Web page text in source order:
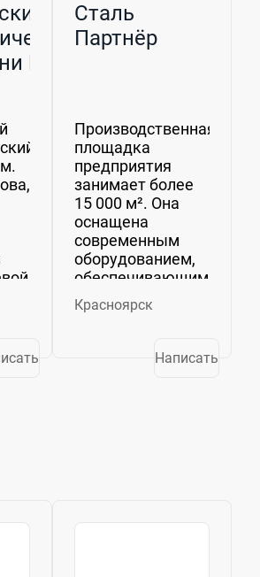
Б.И.
Сталь
Партнёр
Производственная
площадка
предприятия
занимает более
15 000 м². Она
оснащена
современным
оборудованием,
обеспечивающим
полный
производственный
проектирования
Красноярск
Написать